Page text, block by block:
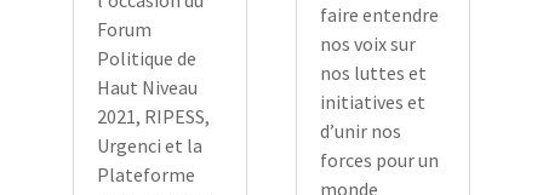
Forum
Politique de
Haut Niveau
2021, RIPESS,
Urgenci et la
Plateforme
faire entendre
nos voix sur
nos luttes et
initiatives et
d’unir nos
forces pour un
monde